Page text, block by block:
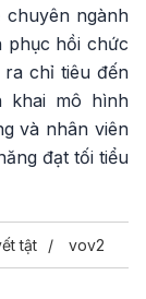
ngành
phục hồi chức
ra chỉ tiêu đến
khai mô hình
và nhân viên
đạt tối tiểu
tật vov2